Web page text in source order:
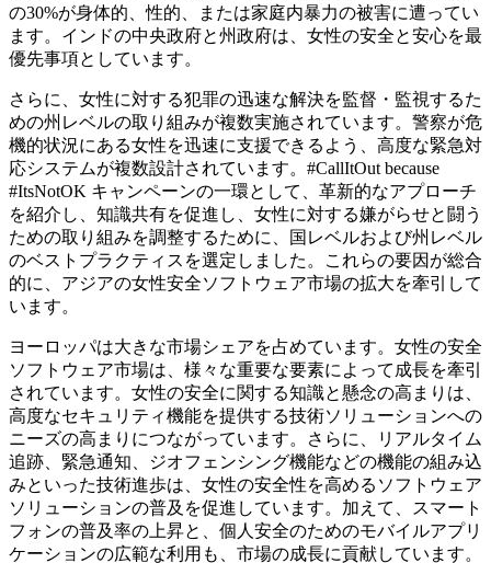
の30%が身体的、性的、または家庭内暴力の被害に遭ってい
ます。インドの中央政府と州政府は、女性の安全と安心を最
優先事項としています。
さらに、女性に対する犯罪の迅速な解決を監督・監視するた
めの州レベルの取り組みが複数実施されています。警察が危
機的状況にある女性を迅速に支援できるよう、高度な緊急対
応システムが複数設計されています。#CallItOut because
#ItsNotOK キャンペーンの一環として、革新的なアプローチ
を紹介し、知識共有を促進し、女性に対する嫌がらせと闘う
ための取り組みを調整するために、国レベルおよび州レベル
のベストプラクティスを選定しました。これらの要因が総合
的に、アジアの女性安全ソフトウェア市場の拡大を牽引して
います。
ヨーロッパは大きな市場シェアを占めています。女性の安全
ソフトウェア市場は、様々な重要な要素によって成長を牽引
されています。女性の安全に関する知識と懸念の高まりは、
高度なセキュリティ機能を提供する技術ソリューションへの
ニーズの高まりにつながっています。さらに、リアルタイム
追跡、緊急通知、ジオフェンシング機能などの機能の組み込
みといった技術進歩は、女性の安全性を高めるソフトウェア
ソリューションの普及を促進しています。加えて、スマート
フォンの普及率の上昇と、個人安全のためのモバイルアプリ
ケーションの広範な利用も、市場の成長に貢献しています。